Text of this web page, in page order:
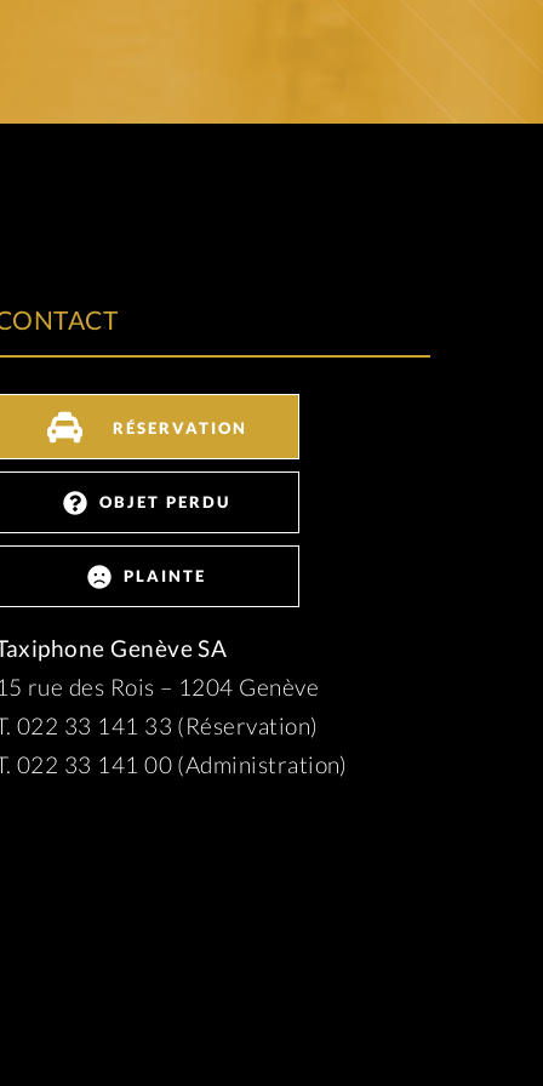
RÉSERVATION
OBJET PERDU
PLAINTE
Genève SA
rue des Rois – 1204 Genève
022 33 141 33 (Réservation)
022 33 141 00 (Administration)